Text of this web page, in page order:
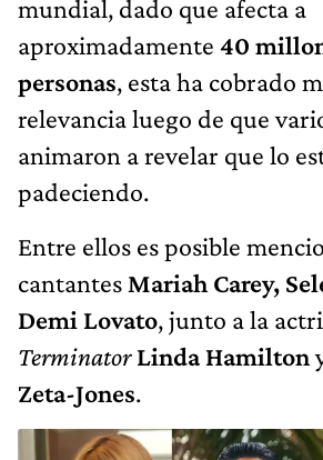
mundial, dado que afecta a
aproximadamente 40
personas, esta ha cobrado
relevancia luego de que
animaron a revelar que lo
padeciendo.
Entre ellos es posible
cantantes Mariah Carey,
Demi Lovato, junto a la
Terminator Linda Hamilton
Zeta-Jones.